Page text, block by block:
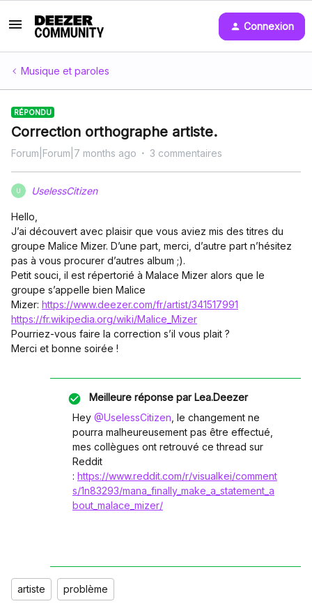
Connexion
Musique et paroles
RÉPONDU
Correction orthographe artiste.
Forum|Forum|7 months ago 3 commentaires
UselessCitizen
Hello,
J’ai découvert avec plaisir que vous aviez mis des titres du
groupe Malice Mizer. D’une part, merci, d’autre part n’hésitez
pas à vous procurer d’autres album ;).
Petit souci, il est répertorié à Malace Mizer alors que le
groupe s’appelle bien Malice
Mizer: https://www.deezer.com/fr/artist/341517991
https://fr.wikipedia.org/wiki/Malice_Mizer
Pourriez-vous faire la correction s’il vous plait ?
Merci et bonne soirée !
Meilleure réponse parLea.Deezer
Hey ​ @UselessCitizen , le changement ne
pourra malheureusement pas être effectué,
mes collègues ont retrouvé ce thread sur
Reddit
: https://www.reddit.com/r/visualkei/comment
s/1n83293/mana_finally_make_a_statement_a
bout_malace_mizer/
artiste problème